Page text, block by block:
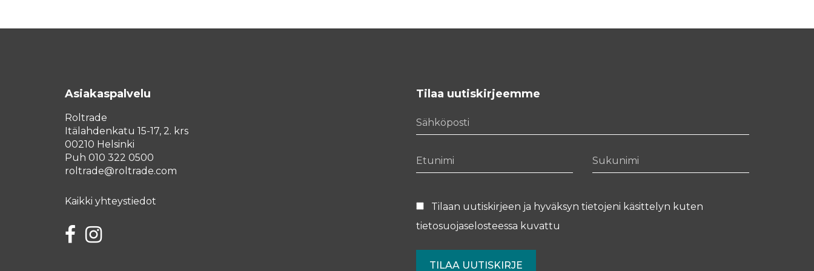
Asiakaspalvelu
Roltrade
Itälahdenkatu 15-17, 2. krs
00210 Helsinki
Puh 010 322 0500
roltrade@roltrade.com
Kaikki yhteystiedot
FacebookInstagram
Tilaa uutiskirjeemme
Sähköposti
Etunimi Sukunimi
Tilaan uutiskirjeen ja hyväksyn tietojeni käsittelyn kuten
tietosuojaselosteessa kuvattu